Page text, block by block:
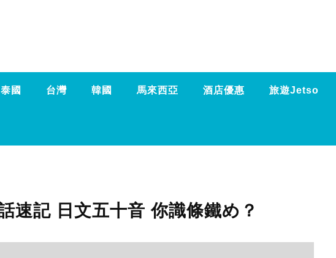
泰國 台灣 韓國 馬來西亞 酒店優惠 旅遊Jetso
速記 日文五十音 你識條鐵め？